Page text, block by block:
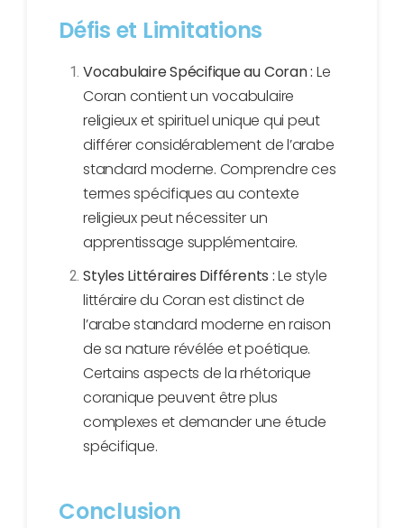
Défis et Limitations
Vocabulaire Spécifique au Coran : Le
Coran contient un vocabulaire
religieux et spirituel unique qui peut
différer considérablement de l’arabe
standard moderne. Comprendre ces
termes spécifiques au contexte
religieux peut nécessiter un
apprentissage supplémentaire.
Styles Littéraires Différents :Le style
littéraire du Coran est distinct de
l’arabe standard moderne en raison
de sa nature révélée et poétique.
Certains aspects de la rhétorique
coranique peuvent être plus
complexes et demander une étude
spécifique.
Conclusion